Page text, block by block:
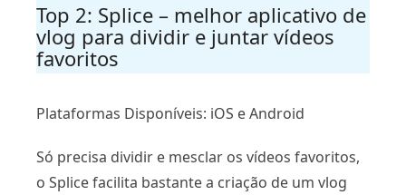
Top 2: Splice – melhor aplicativo de
vlog para dividir e juntar vídeos
favoritos
Plataformas Disponíveis: iOS e Android
Só precisa dividir e mesclar os vídeos favoritos,
o Splice facilita bastante a criação de um vlog